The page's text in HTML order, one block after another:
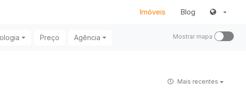
Imóveis Blog
Preço Agência Mostrar mapa
Mais recentes